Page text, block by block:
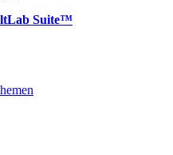
Suite™